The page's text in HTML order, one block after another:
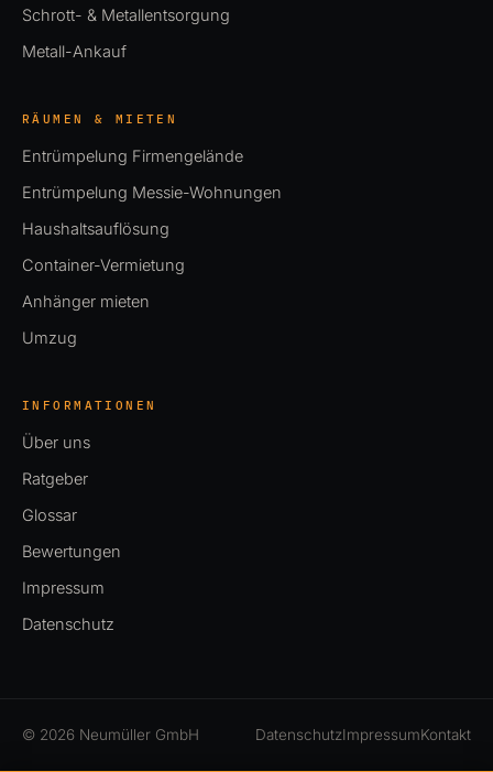
Schrott- & Metallentsorgung
Metall-Ankauf
RÄUMEN & MIETEN
Entrümpelung Firmengelände
Entrümpelung Messie-Wohnungen
Haushaltsauflösung
Container-Vermietung
Anhänger mieten
Umzug
INFORMATIONEN
Über uns
Ratgeber
Glossar
Bewertungen
Impressum
Datenschutz
© 2026 Neumüller GmbH DatenschutzImpressumKontakt